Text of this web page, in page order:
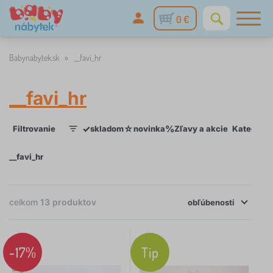
0 €
Babynabytek.sk » __favi_hr
__favi_hr
Filtrovanie ✓skladom☆novinka%Zľavy a akcie Kategórie
FILTROVANIE ×
Kategórie
›
D
e
8
__favi_hr
celkom 13 produktov
obľúbenosti
-17% Tip